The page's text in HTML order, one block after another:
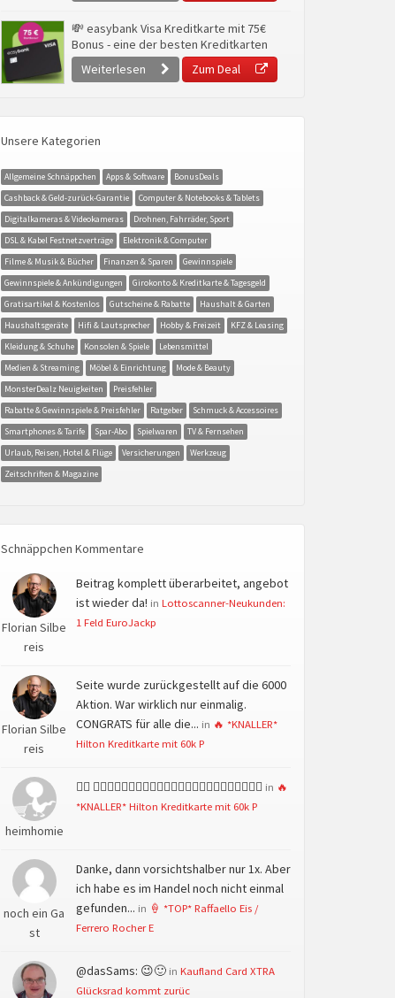
💸 easybank Visa Kreditkarte mit 75€
Bonus - eine der besten Kreditkarten
Weiterlesen
Zum Deal
Unsere Kategorien
Allgemeine Schnäppchen Apps & Software
BonusDeals
Cashback & Geld-zurück-Garantie
Computer & Notebooks & Tablets
Digitalkameras & Videokameras
Drohnen, Fahrräder, Sport
DSL & Kabel Festnetzverträge
Elektronik & Computer
Filme & Musik & Bücher
Finanzen & Sparen
Gewinnspiele
Gewinnspiele & Ankündigungen
Girokonto & Kreditkarte & Tagesgeld
Gratisartikel & Kostenlos
Gutscheine & Rabatte
Haushalt & Garten
Haushaltsgeräte
Hifi & Lautsprecher Hobby & Freizeit
KFZ & Leasing
Kleidung & Schuhe
Konsolen & Spiele
Lebensmittel
Medien & Streaming
Möbel & Einrichtung
Mode & Beauty
MonsterDealz Neuigkeiten
Preisfehler
Rabatte & Gewinnspiele & Preisfehler
Ratgeber
Schmuck & Accessoires
Smartphones & Tarife
Spar-Abo Spielwaren
TV & Fernsehen
Urlaub, Reisen, Hotel & Flüge
Versicherungen
Werkzeug
Zeitschriften & Magazine
Schnäppchen Kommentare
Florian Silbe
reis
Beitrag komplett überarbeitet, angebot
ist wieder da! in Lottoscanner-Neukunden:
1 Feld EuroJackp
Florian Silbe
reis
Seite wurde zurückgestellt auf die 6000
Aktion. War wirklich nur einmalig.
CONGRATS für alle die... in 🔥 *KNALLER*
Hilton Kreditkarte mit 60k P
heimhomie
👍🏻 👍🏻👍🏻👍🏻👍🏻👍🏻👍🏻👍🏻👍🏻👍🏻👍🏻👍🏻👍🏻 in 🔥
*KNALLER* Hilton Kreditkarte mit 60k P
noch ein Ga
st
Danke, dann vorsichtshalber nur 1x. Aber
ich habe es im Handel noch nicht einmal
gefunden... in 🍦 *TOP* Raffaello Eis /
Ferrero Rocher E
@dasSams: 😉🙂 in Kaufland Card XTRA
Glücksrad kommt zurüc